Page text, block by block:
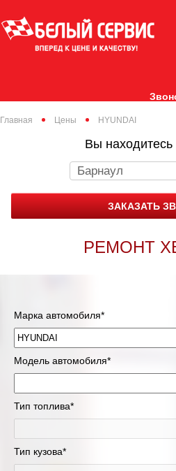
Главная Цены HYUNDAI
Вы находитесь
Барнаул
ЗАКАЗАТЬ
РЕМОНТ
Марка автомобиля*
Модель автомобиля*
Тип топлива*
Тип кузова*